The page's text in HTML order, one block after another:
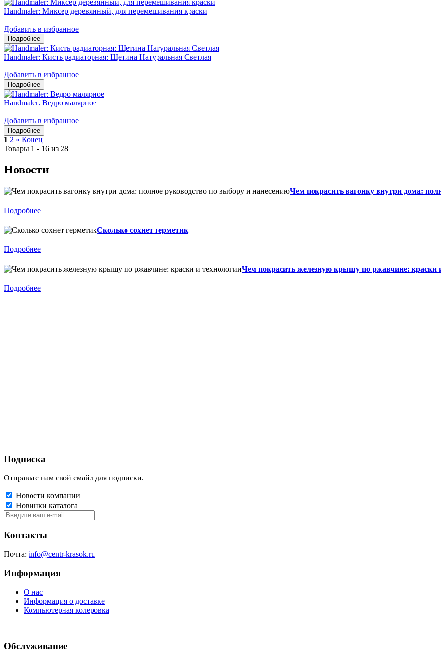
Handmaler: Миксер деревянный, для перемешивания краски
Добавить в избранное
Handmaler: Кисть радиаторная: Щетина Натуральная Светлая
Добавить в избранное
Handmaler: Ведро малярное
Добавить в избранное
1 2 » Конец
Товары 1 - 16 из 28
Новости
Чем покрасить вагонку внутри дома:
Подробнее
Сколько сохнет герметик
Подробнее
Чем покрасить железную крышу по ржавчине: краски
Подробнее
Подписка
Отправьте нам свой емайл для подписки.
Новости компании
Новинки каталога
Контакты
Почта: info@centr-krasok.ru
Информация
О нас
Информация о доставке
Компьютерная колеровка
Обслуживание